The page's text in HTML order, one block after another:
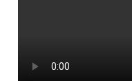
CUPRA